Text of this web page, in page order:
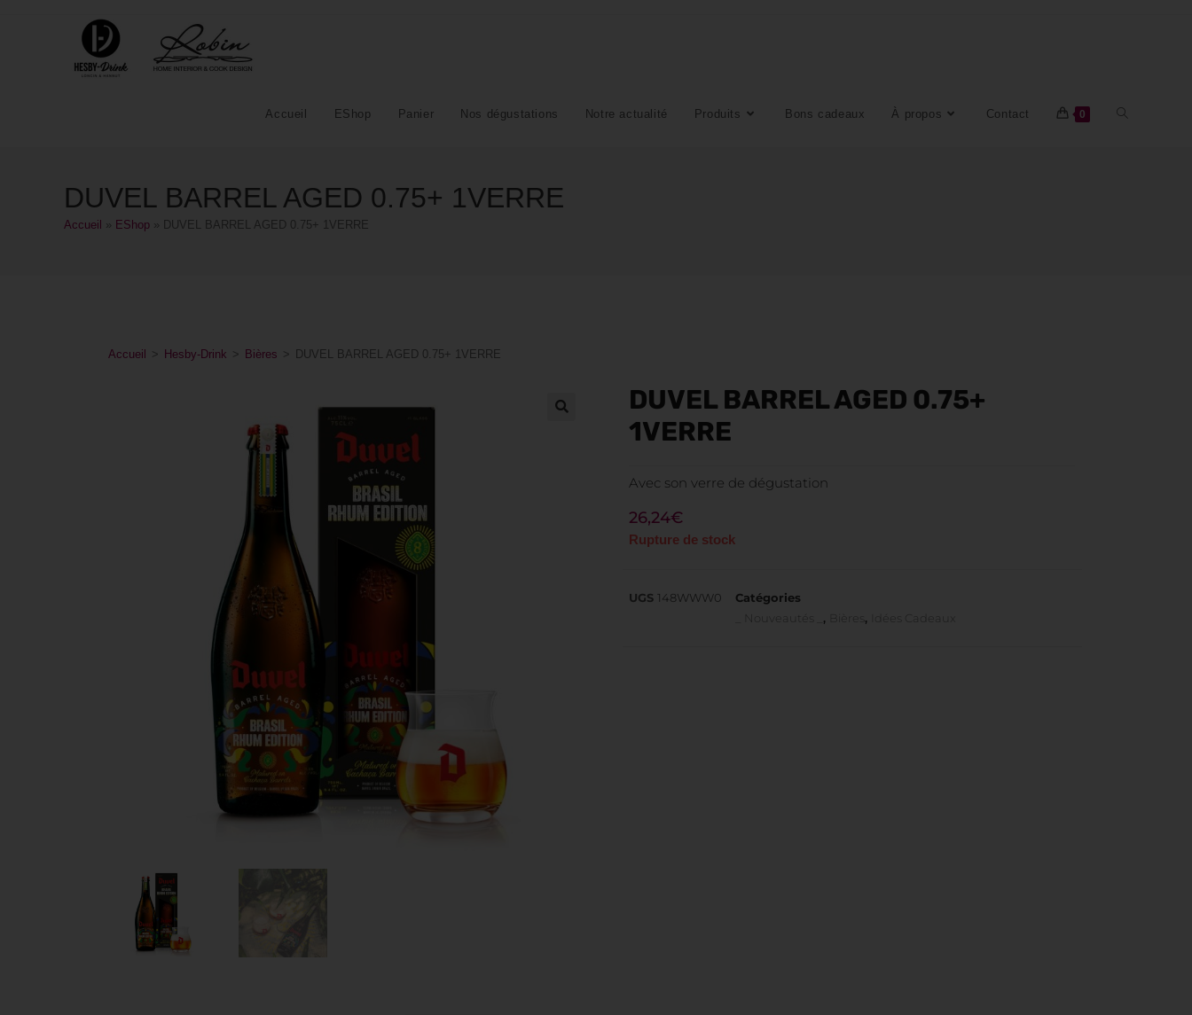
Accueil EShop Panier Nos dégustations Notre actualité Produits Bons cadeaux À propos Contact 0
DUVEL BARREL AGED 0.75+ 1VERRE
Accueil EShop DUVEL BARREL AGED 0.75+ 1VERRE
Accueil > Hesby-Drink > Bières > DUVEL BARREL AGED 0.75+ 1VERRE
DUVEL BARREL AGED 0.75+
1VERRE
Avec son verre de dégustation
26,24€
Rupture de stock
UGS 148WWW0
Catégories
_ Nouveautés _ , , Idées Cadeaux